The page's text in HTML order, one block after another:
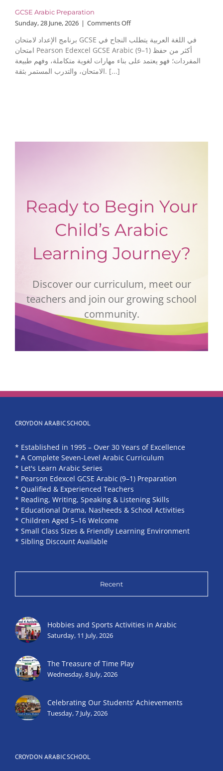
GCSE Arabic Preparation
Sunday, 28 June, 2026 | Comments Offon
Arabic
Preparation
برنامج الإعداد لامتحان GCSE في اللغة العربية يتطلب النجاح في
امتحان Pearson Edexcel GCSE Arabic (9–1) أكثر من حفظ
المفردات؛ فهو يعتمد على بناء مهارات لغوية متكاملة، وفهم طبيعة
الامتحان، والتدرب المستمر بثقة. [...]
Ready to Begin Your
Child’s Arabic
Learning Journey?
Discover our curriculum, meet our
teachers and join our growing school
community.
CROYDON ARABIC SCHOOL
* Established in 1995 – Over 30 Years of Excellence
* A Complete Seven-Level Arabic Curriculum
* Let's Learn Arabic Series
* Pearson Edexcel GCSE Arabic (9–1) Preparation
* Qualified & Experienced Teachers
* Reading, Writing, Speaking & Listening Skills
* Educational Drama, Nasheeds & School Activities
* Children Aged 5–16 Welcome
* Small Class Sizes & Friendly Learning Environment
* Sibling Discount Available
Recent
Hobbies and Sports Activities in Arabic
Saturday, 11 July, 2026
The Treasure of Time Play
Wednesday, 8 July, 2026
Celebrating Our Students’ Achievements
Tuesday, 7 July, 2026
CROYDON ARABIC SCHOOL